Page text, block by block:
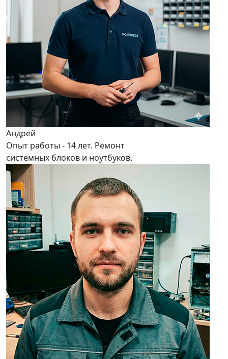
Андрей
Опыт работы - 14 лет. Ремонт
системных блоков и ноутбуков.